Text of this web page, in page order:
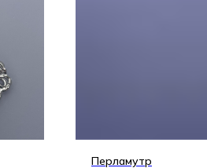
Перламутр